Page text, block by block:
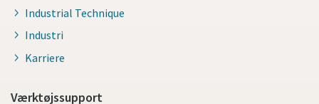
Industrial Technique
Industri
Karriere
Værktøjssupport